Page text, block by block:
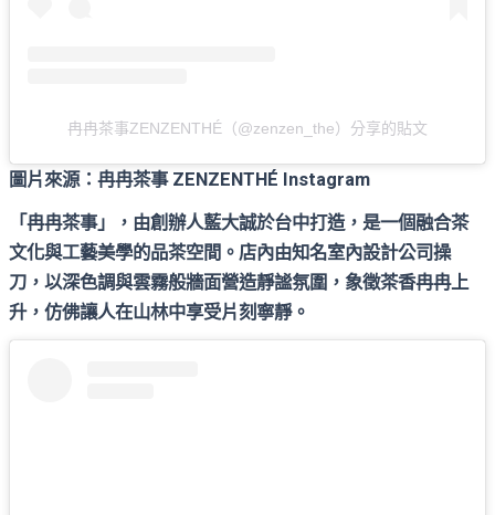
冉冉茶事ZENZENTHÉ（@zenzen_the）分享的貼文
圖片來源：冉冉茶事 ZENZENTHÉ Instagram
「冉冉茶事」，由創辦人藍大誠於台中打造，是一個融合茶
文化與工藝美學的品茶空間。店內由知名室內設計公司操
刀，以深色調與雲霧般牆面營造靜謐氛圍，象徵茶香冉冉上
升，仿佛讓人在山林中享受片刻寧靜。